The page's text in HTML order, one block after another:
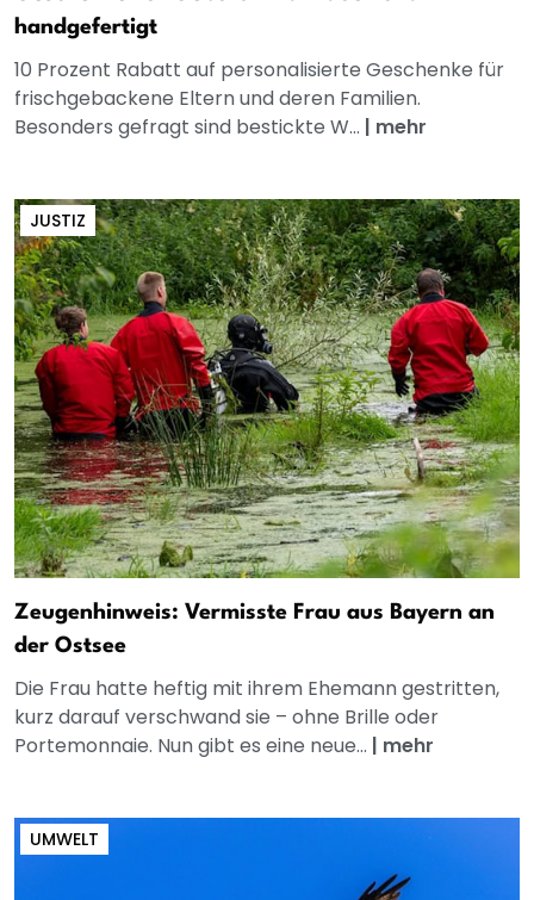
handgefertigt
10 Prozent Rabatt auf personalisierte Geschenke für
frischgebackene Eltern und deren Familien.
Besonders gefragt sind bestickte W... | mehr
JUSTIZ
Zeugenhinweis: Vermisste Frau aus Bayern an
der Ostsee
Die Frau hatte heftig mit ihrem Ehemann gestritten,
kurz darauf verschwand sie – ohne Brille oder
Portemonnaie. Nun gibt es eine neue... | mehr
UMWELT